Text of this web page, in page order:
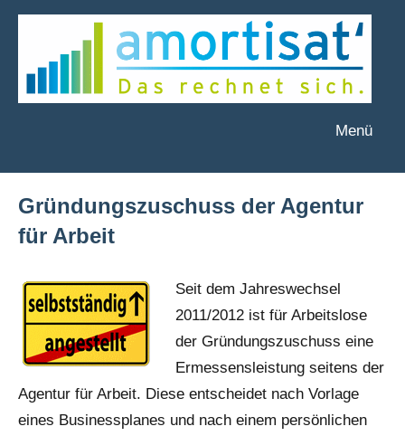
Zum
springen
´
Menü
Gründungszuschuss der Agentur
für Arbeit
Seit dem Jah­res­wech­sel
2011/2012 ist für Arbeits­lose
der Grün­dungs­zuschuss eine
Ermessens­leistung sei­tens der
Agen­tur für Arbeit. Die­se ent­schei­det nach Vor­la­ge
eines Busi­ness­pla­nes und nach einem persön­lichen